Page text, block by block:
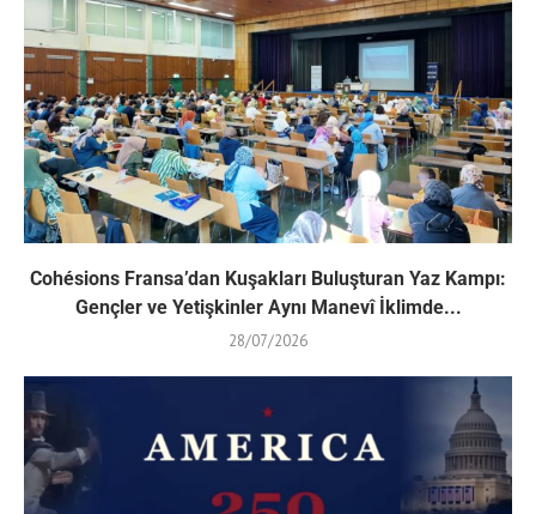
Cohésions Fransa’dan Kuşakları Buluşturan Yaz Kampı:
Gençler ve Yetişkinler Aynı Manevî İklimde...
28/07/2026